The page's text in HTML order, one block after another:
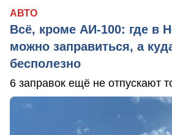
АВТО
Всё, кроме АИ-100: где в
можно заправиться, а
бесполезно
6 заправок ещё не отпускают